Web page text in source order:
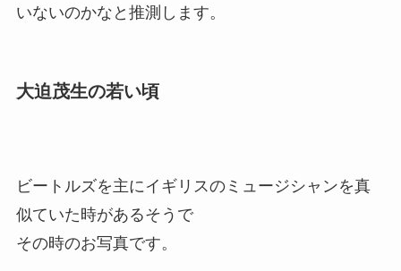
いないのかなと推測します。
大迫茂生の若い頃
ビートルズを主にイギリスのミュージシャンを真
似ていた時があるそうで
その時のお写真です。